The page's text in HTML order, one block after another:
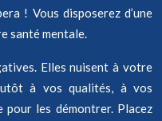
! Vous disposerez d’une
santé mentale.
Elles nuisent à votre
à vos qualités, à vos
pour les démontrer. Placez